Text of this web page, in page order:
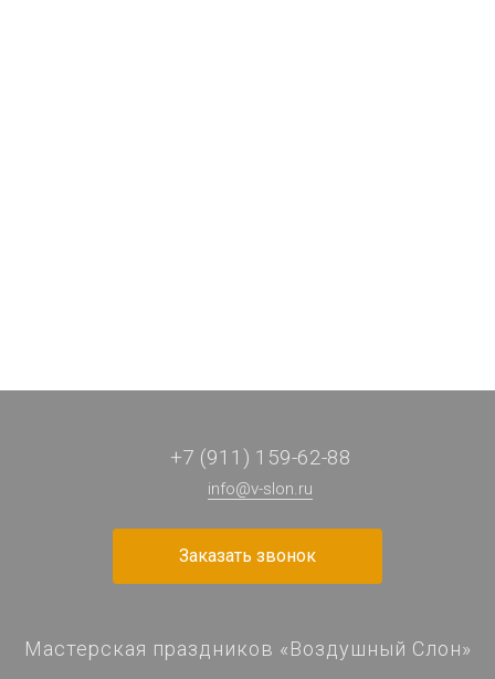
+7 (911) 159-62-88
info@v-slon.ru
Заказать звонок
Мастерская праздников «Воздушный Слон»